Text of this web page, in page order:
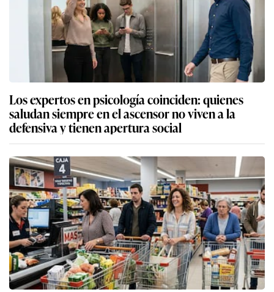
Los expertos en psicología coinciden: quienes
saludan siempre en el ascensor no viven a la
defensiva y tienen apertura social